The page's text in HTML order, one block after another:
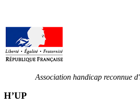
Association handicap reconnue
H’UP